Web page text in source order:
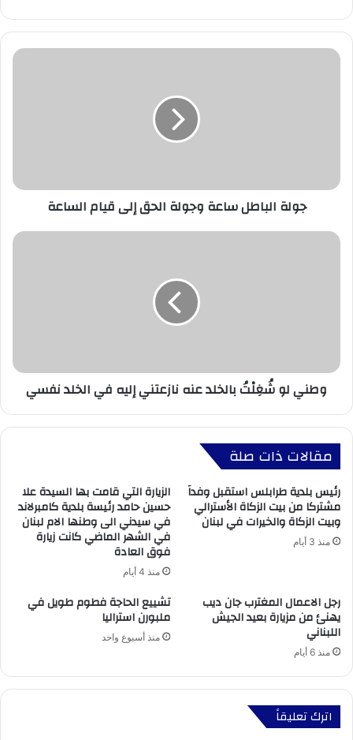
جولة الباطل ساعة وجولة الحق إلى قيام الساعة
وطني لو شُغِلْتُ بالخلد عنه نازعتني إليه في الخلد نفسي
مقالات ذات صلة
رئيس بلدية طرابلس استقبل وفداً
مشتركا من بيت الزكاة الأسترالي
وبيت الزكاة والخيرات في لبنان
منذ 3 أيام
الزيارة التي قامت بها السيدة علا
حسين حامد رئيسة بلدية كامبرلاند
في سيدني الى وطنها الام لبنان
في الشهر الماضي كانت زيارة
فوق العادة
منذ 4 أيام
رجل الاعمال المغترب جان ديب
يهنئ من مزيارة بعيد الجيش
اللبناني
منذ 6 أيام
تشييع الحاجة فطوم طويل في
ملبورن استراليا
منذ أسبوع واحد
اترك تعليقاً